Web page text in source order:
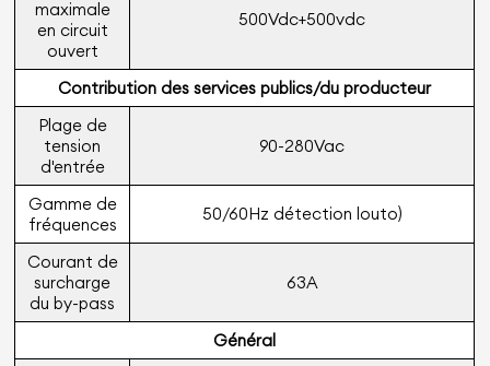
maximale
en circuit
ouvert
500Vdc+500vdc
Contribution des services publics/du producteur
Plage de
tension
d'entrée
90-280Vac
Gamme de
fréquences
50/60Hz détection louto)
Courant de
surcharge
du by-pass
63A
Général